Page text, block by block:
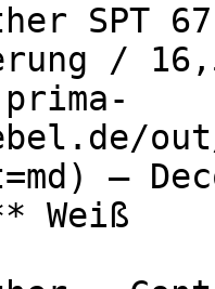
SPT
/
—